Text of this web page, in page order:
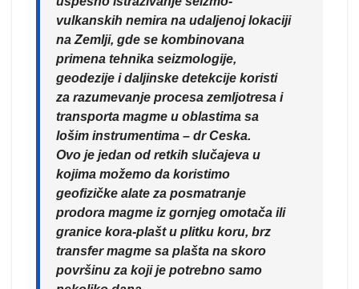
vulkanskih nemira na udaljenoj lokaciji
na Zemlji, gde se kombinovana
primena tehnika seizmologije,
geodezije i daljinske detekcije koristi
za razumevanje procesa zemljotresa i
transporta magme u oblastima sa
lošim instrumentima – dr Ceska.
Ovo je jedan od retkih slučajeva u
kojima možemo da koristimo
geofizičke alate za posmatranje
prodora magme iz gornjeg omotača ili
granice kora-plašt u plitku koru, brz
transfer magme sa plašta na skoro
površinu za koji je potrebno samo